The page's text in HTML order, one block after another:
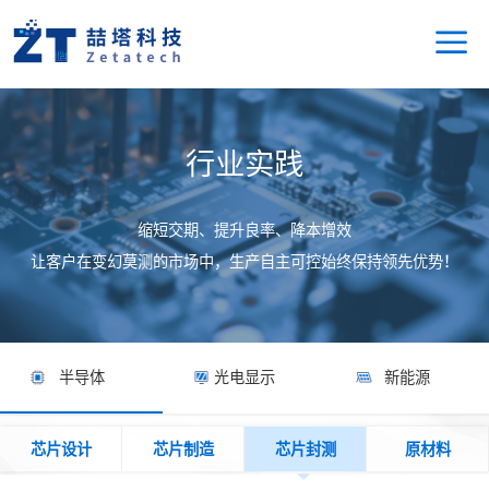
行业实践
缩短交期、提升良率、降本增效
让客户在变幻莫测的市场中，生产自主可控始终保持领先优势！
半导体 光电显示 新能源
芯片设计 芯片制造 芯片封测 原材料